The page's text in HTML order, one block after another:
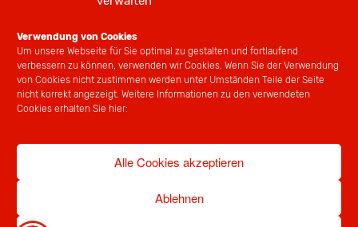
Verwendung von Cookies
Um unsere Webseite für Sie optimal zu gestalten und fortlaufend
verbessern zu können, verwenden wir Cookies. Wenn Sie der Verwendung
von Cookies nicht zustimmen werden unter Umständen Teile der Seite
nicht korrekt angezeigt. Weitere Informationen zu den verwendeten
Cookies erhalten Sie hier:
Alle Cookies akzeptieren
Ablehnen